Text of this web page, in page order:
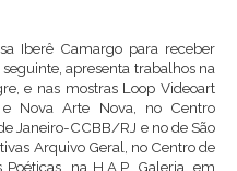
Iberê Camargo para receber
apresenta trabalhos na
e nas mostras Loop Videoart
Nova Arte Nova, no Centro
Janeiro-CCBB/RJ e no de São
Arquivo Geral, no Centro de
na H.A.P. Galeria, em